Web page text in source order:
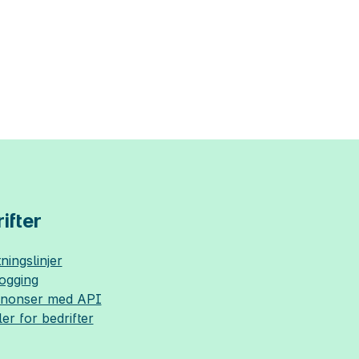
med API
for bedrifter